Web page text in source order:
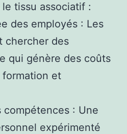
tissu associatif :
des employés : Les
chercher des
qui génère des coûts
et
compétences : Une
expérimenté